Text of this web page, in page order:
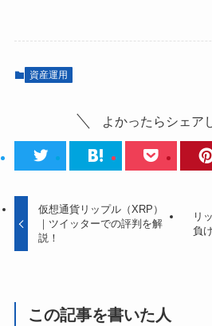
資産運用
よかったらシェア
仮想通貨リップル（XRP）
｜ツイッターでの評判を解
説！
リ
負
この記事を書いた人